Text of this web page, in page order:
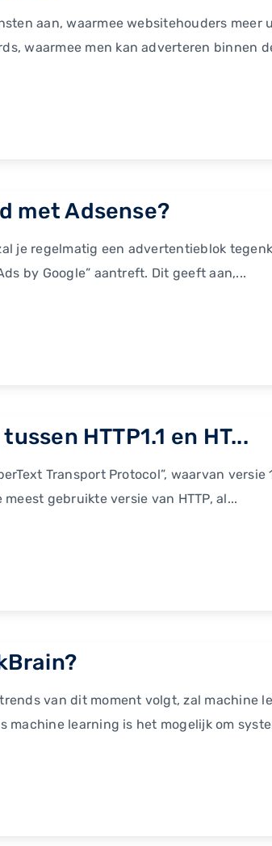
aan, waarmee websitehouders meer
waarmee men kan adverteren binnen
met Adsense?
je regelmatig een advertentieblok
by Google” aantreft. Dit geeft aan,...
HTTP1.1 en HT...
Transport Protocol”, waarvan
meest gebruikte versie van HTTP, al...
van dit moment volgt, zal machine
machine learning is het mogelijk om